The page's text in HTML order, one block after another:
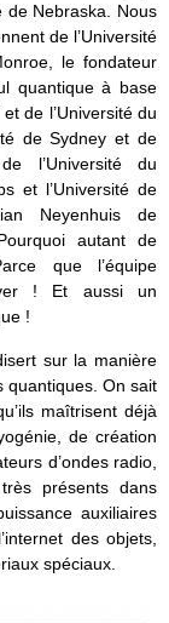
de Nebraska. Nous
de l’Université
le fondateur
quantique à base
de l’Université du
de Sydney et de
l’Université du
et l’Université de
Neyenhuis de
autant de
que l’équipe
! Et aussi un
!
sur la manière
quantiques. On sait
maîtrisent déjà
de création
d’ondes radio,
présents dans
auxiliaires
des objets,
spéciaux.